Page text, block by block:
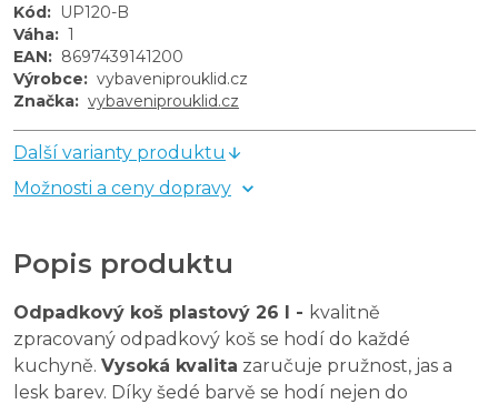
Kód: UP120-B
Váha: 1
EAN: 8697439141200
Výrobce: vybaveniprouklid.cz
Značka: vybaveniprouklid.cz
Další varianty produktu
Možnosti a ceny dopravy
Popis produktu
Odpadkový koš plastový 26 l - kvalitně
zpracovaný odpadkový koš se hodí do každé
kuchyně. Vysoká kvalita zaručuje pružnost, jas a
lesk barev. Díky šedé barvě se hodí nejen do